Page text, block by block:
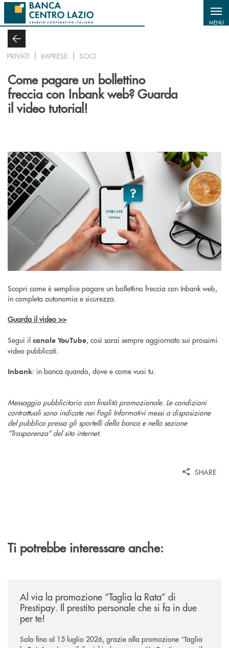
Salta al contenuto principale
MENU
PRIVATI IMPRESE SOCI
Come pagare un bollettino
freccia con Inbank web? Guarda
il video tutorial!
Scopri come è semplice pagare un bollettino freccia con Inbank web,
in completa autonomia e sicurezza.
Guarda il video >>
Segui il canale YouTube, così sarai sempre aggiornato sui prossimi
video pubblicati.
Inbank: in banca quando, dove e come vuoi tu.
Messaggio pubblicitario con finalità promozionale. Le condizioni
contrattuali sono indicate nei Fogli Informativi messi a disposizione
del pubblico presso gli sportelli della banca e nella sezione
“Trasparenza” del sito internet.
SHARE
Ti potrebbe interessare anche:
Al via la promozione “Taglia la Rata” di
Prestipay. Il prestito personale che si fa in due
per te!
Solo fino al 15 luglio 2026, grazie alla promozione “Taglia